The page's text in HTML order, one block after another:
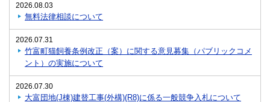
2026.08.03
無料法律相談について
2026.07.31
竹富町猫飼養条例改正（案）に関する意見募集（パブリックコメ
ント）の実施について
2026.07.30
大富団地(J棟)建替工事(外構)(R8)に係る一般競争入札について